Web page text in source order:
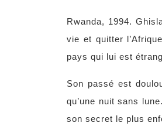
Rwanda, 1994.
vie et quitter
pays qui lui est
Son passé est
qu’une nuit sans
son secret le plus